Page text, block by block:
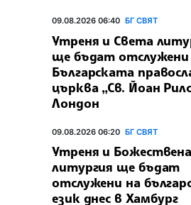
09.08.2026 06:40 БГ СВЯТ
Утреня и Света
ще бъдат отслужени
Българската
църква „Св. Йоан
Лондон
09.08.2026 06:20 БГ СВЯТ
Утреня и
литургия ще бъдат
отслужени на
език днес в Хамбург